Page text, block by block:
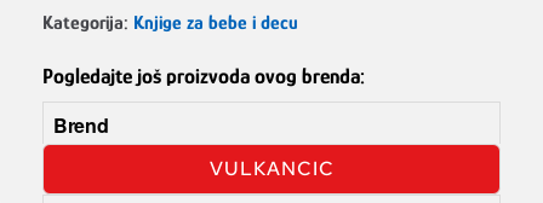
Kategorija: Knjige za bebe i decu
Pogledajte još proizvoda ovog brenda:
Brend
VULKANCIC